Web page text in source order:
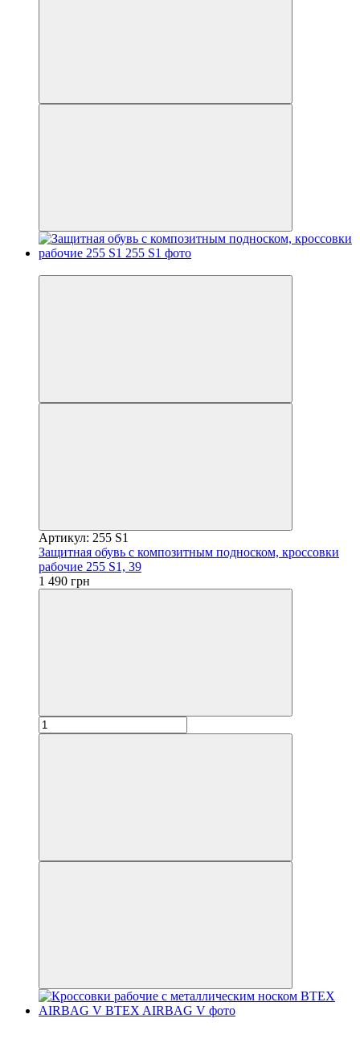
Артикул: 255 S1
Защитная обувь с композитным подноском, кроссовки
рабочие 255 S1, 39
1 490 грн